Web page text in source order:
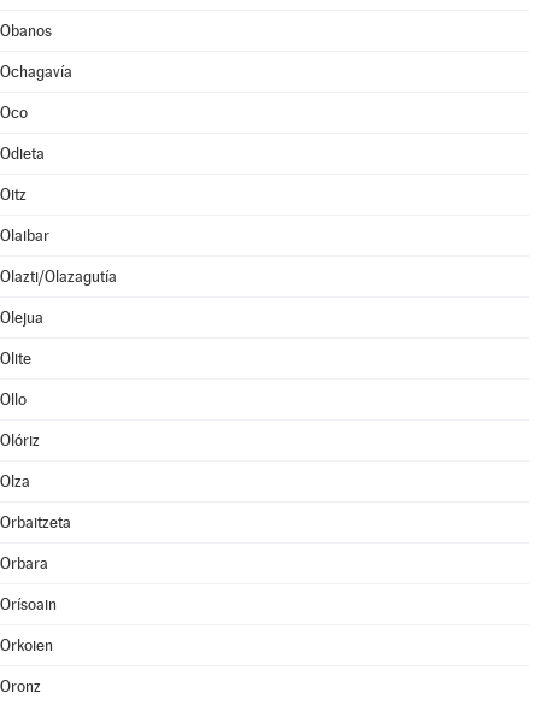
Obanos
Ochagavía
Oco
Odieta
Oitz
Olaibar
Olazti/Olazagutía
Olejua
Olite
Ollo
Olóriz
Olza
Orbaitzeta
Orbara
Orísoain
Orkoien
Oronz